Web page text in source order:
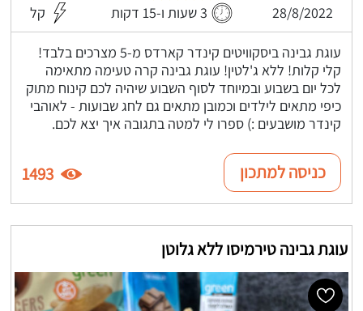
28/8/2022 3 שעות ו-15 דקות קל
עוגת גבינה ביסקוויטים קינדר קארדס מ-5 מצרכים בלבד!
קלי קלות! ללא ג'לטין! עוגת גבינה קרה טעימה מתאימה
לכל יום בשבוע ובמיוחד לסוף השבוע שיהיה לכם קינוח מתוק
כיפי מתאים לילדים וכמובן מתאים גם לחג שבועות - לאוהבי
קינדר מושבעים :) ספרו לי למטה בתגובה איך יצא לכם.
כניסה למתכון 1493
עוגת גבינה טירמיסו ללא גלוטן